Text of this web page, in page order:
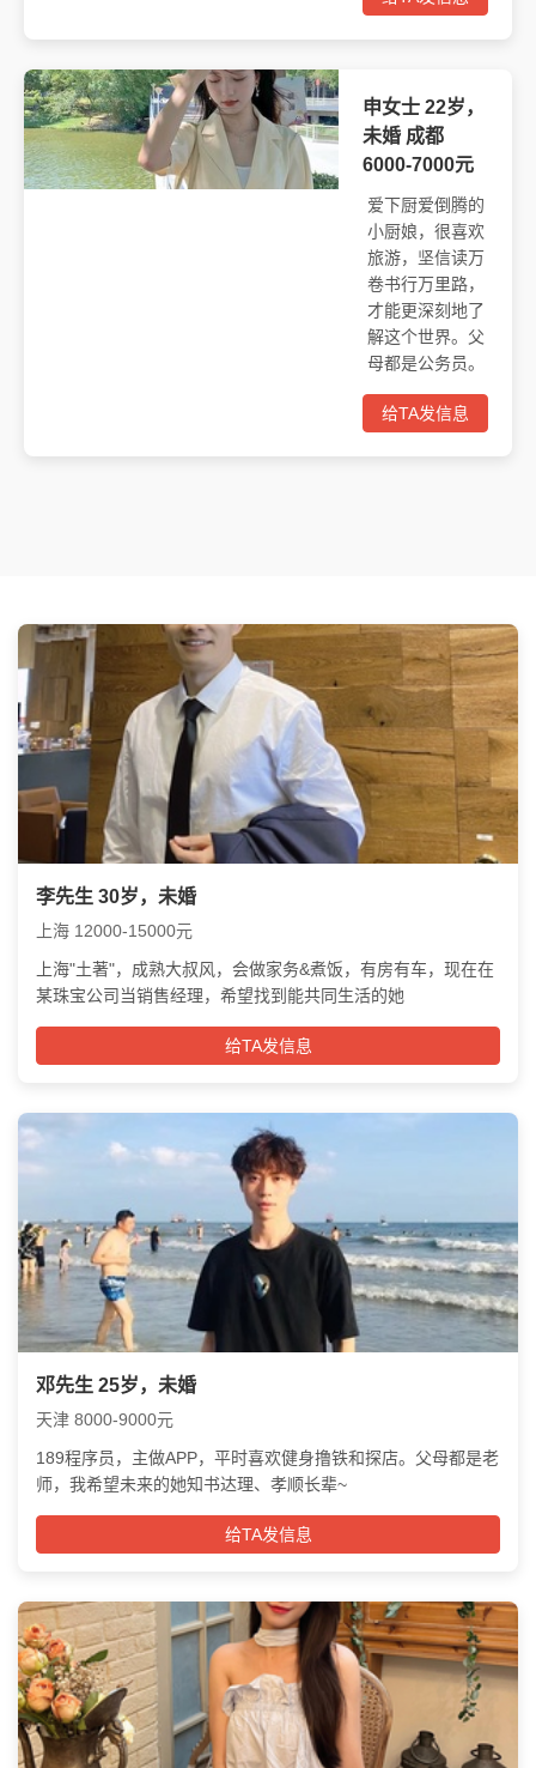
申女士 22岁，
未婚 成都
6000-7000元
爱下厨爱倒腾的
小厨娘，很喜欢
旅游，坚信读万
卷书行万里路，
才能更深刻地了
解这个世界。父
母都是公务员。
给TA发信息
李先生 30岁，未婚
上海 12000-15000元
上海"土著"，成熟大叔风，会做家务&煮饭，有房有车，现在在
某珠宝公司当销售经理，希望找到能共同生活的她
给TA发信息
邓先生 25岁，未婚
天津 8000-9000元
189程序员，主做APP，平时喜欢健身撸铁和探店。父母都是老
师，我希望未来的她知书达理、孝顺长辈~
给TA发信息